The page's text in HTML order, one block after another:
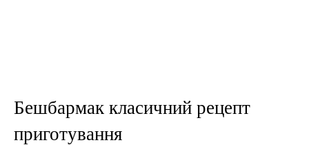
Бешбармак класичний рецепт
приготування